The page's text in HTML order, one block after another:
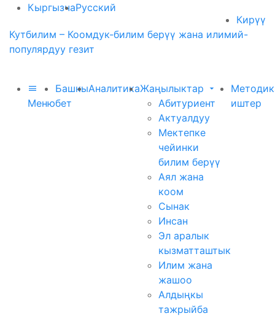
КыргызчаРусский
Кирүү
Кутбилим – Коомдук-билим берүү жана илимий-
популярдуу гезит
Меню
Башкы
бет
АналитикаЖаңылыктар
Абитуриент
Актуалдуу
Мектепке
чейинки
билим берүү
Аял жана
коом
Сынак
Инсан
Эл аралык
кызматташтык
Илим жана
жашоо
Алдыңкы
тажрыйба
иштер